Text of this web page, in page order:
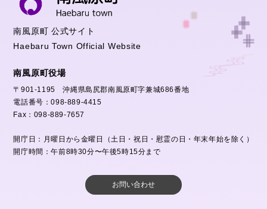
南風原町 公式サイト
Haebaru Town Official Website
南風原町役場
〒901-1195 沖縄県島尻郡南風原町字兼城686番地
電話番号：098-889-4415
Fax：098-889-7657
開庁日：月曜日から金曜日（土日・祝日・慰霊の日・年末年始を除く）
開庁時間：午前8時30分〜午後5時15分まで
お問い合わせ